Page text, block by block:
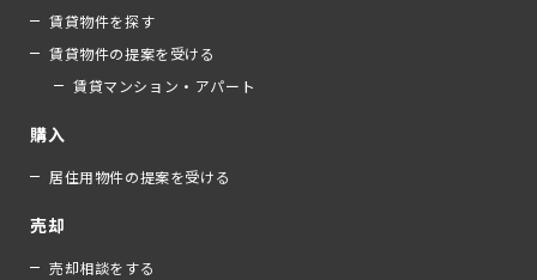
賃貸物件を探す
賃貸物件の提案を受ける
賃貸マンション・アパート
購入
居住用物件の提案を受ける
売却
売却相談をする